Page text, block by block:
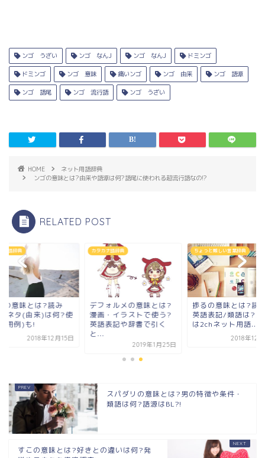
ンゴ うざい ンゴ なんJ ンゴ なんJ ドミンゴ
ドミンゴ ンゴ 意味 痛いンゴ ンゴ 由来 ンゴ 語源
ンゴ 語尾 ンゴ 流行語 ンゴ うざい
HOME
ネット用語辞典
ンゴの意味とは?由来や語源は何?語尾に使われる超流行語なの!?
RELATED POST
用語辞典
意味とは?読み
ネタ(由来)は何?使
(用例)も!
2018年12月15日
カタカナ語辞典
デフォルメの意味とは?
漫画・イラストで使う?
英語表記や辞書で引く
と...
2019年1月25日
ちょっと難しい言葉辞典
捗るの意味とは?読
英語表記/類語は?元
は2chネット用語...
2018年12
スパダリの意味とは?男の特徴や条件・
類語は何?語源はBL?!
すこの意味とは?好きとの違いは何?発